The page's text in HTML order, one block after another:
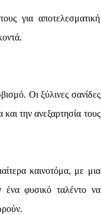
για αποτελεσματική
Οι ξύλινες σανίδες
την ανεξαρτησία τους
καινοτόμα, με μια
ένα φυσικό ταλέντο να